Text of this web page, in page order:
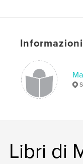
Selvey
Libri di